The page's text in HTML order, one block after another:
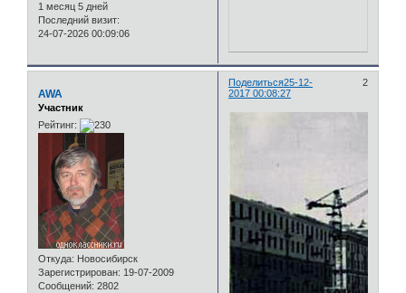
1 месяц 5 дней
Последний визит:
24-07-2026 00:09:06
Поделиться 2
25-12-
2017 00:08:27
AWA
Участник
Рейтинг:
Откуда: Новосибирск
Зарегистрирован: 19-07-2009
Сообщений: 2802